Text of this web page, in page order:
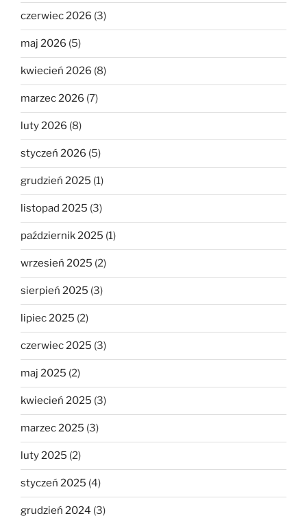
czerwiec 2026 (3)
maj 2026 (5)
kwiecień 2026 (8)
marzec 2026 (7)
luty 2026 (8)
styczeń 2026 (5)
grudzień 2025 (1)
listopad 2025 (3)
październik 2025 (1)
wrzesień 2025 (2)
sierpień 2025 (3)
lipiec 2025 (2)
czerwiec 2025 (3)
maj 2025 (2)
kwiecień 2025 (3)
marzec 2025 (3)
luty 2025 (2)
styczeń 2025 (4)
grudzień 2024 (3)